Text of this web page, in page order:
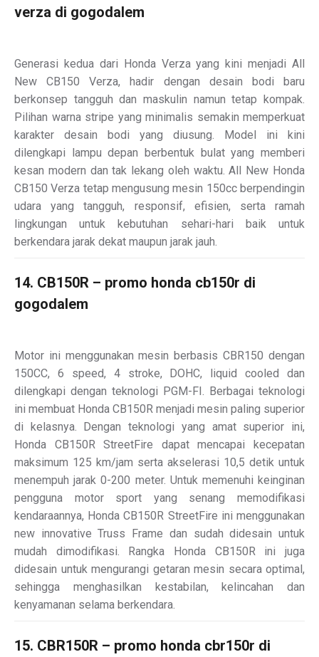
verza di gogodalem
Generasi kedua dari Honda Verza yang kini menjadi All
New CB150 Verza, hadir dengan desain bodi baru
berkonsep tangguh dan maskulin namun tetap kompak.
Pilihan warna stripe yang minimalis semakin memperkuat
karakter desain bodi yang diusung. Model ini kini
dilengkapi lampu depan berbentuk bulat yang memberi
kesan modern dan tak lekang oleh waktu. All New Honda
CB150 Verza tetap mengusung mesin 150cc berpendingin
udara yang tangguh, responsif, efisien, serta ramah
lingkungan untuk kebutuhan sehari-hari baik untuk
berkendara jarak dekat maupun jarak jauh.
14. CB150R – promo honda cb150r di
gogodalem
Motor ini menggunakan mesin berbasis CBR150 dengan
150CC, 6 speed, 4 stroke, DOHC, liquid cooled dan
dilengkapi dengan teknologi PGM-FI. Berbagai teknologi
ini membuat Honda CB150R menjadi mesin paling superior
di kelasnya. Dengan teknologi yang amat superior ini,
Honda CB150R StreetFire dapat mencapai kecepatan
maksimum 125 km/jam serta akselerasi 10,5 detik untuk
menempuh jarak 0-200 meter. Untuk memenuhi keinginan
pengguna motor sport yang senang memodifikasi
kendaraannya, Honda CB150R StreetFire ini menggunakan
new innovative Truss Frame dan sudah didesain untuk
mudah dimodifikasi. Rangka Honda CB150R ini juga
didesain untuk mengurangi getaran mesin secara optimal,
sehingga menghasilkan kestabilan, kelincahan dan
kenyamanan selama berkendara.
15. CBR150R – promo honda cbr150r di